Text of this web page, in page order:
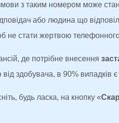
з таким номером може
або людина що
не стати жертвою
де потрібне внесення
від здобувача, в 90% випадків
будь ласка, на кнопку «